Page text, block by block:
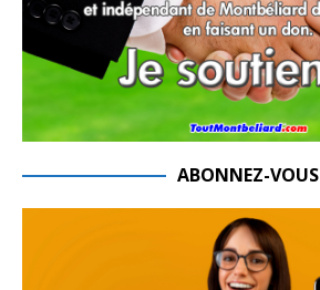
ABONNEZ-VOUS